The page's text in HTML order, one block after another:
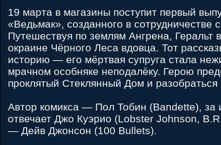
19 марта в магазины поступит первый
«Ведьмак», созданного в сотрудничестве
Путешествуя по землям Ангрена, Геральт
окраине Чёрного Леса вдовца. Тот
историю — его мёртвая супруга стала
мрачном особняке неподалёку. Герою
проклятый Стеклянный Дом и разобраться
Автор комикса — Пол Тобин (Bandette), за
отвечает Джо Куэрио (Lobster Johnson,
— Дейв Джонсон (100 Bullets).